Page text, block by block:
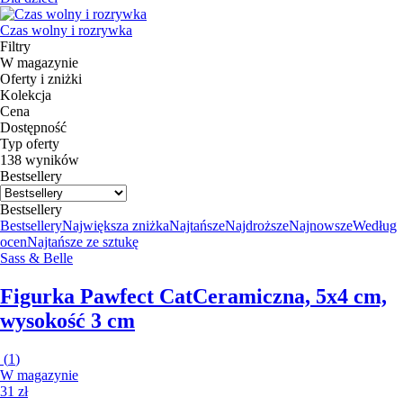
Czas wolny i rozrywka
Filtry
W magazynie
Oferty i zniżki
Kolekcja
Cena
Dostępność
Typ oferty
138 wyników
Bestsellery
Bestsellery
BestselleryNajwiększa zniżkaNajtańszeNajdroższeNajnowszeWedług
ocenNajtańsze ze sztukę
Sass & Belle
Figurka Pawfect CatCeramiczna, 5x4 cm,
wysokość 3 cm
(1)
W magazynie
31 zł